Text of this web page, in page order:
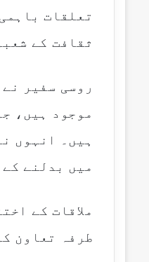
تعلقات
ثقافت کے
روسی سفیر
موجود ہیں،
ہیں۔ انہوں
میں بدلنے
ملاقات کے
طرفہ تعاون